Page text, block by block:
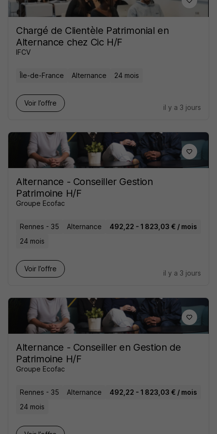
Chargé de Clientèle Patrimonial en
Alternance chez Cic H/F
IFCV
Île-de-France Alternance 24 mois
Voir l’offre
il y a 3 jours
Alternance - Conseiller Gestion
Patrimoine H/F
Groupe Ecofac
Rennes - 35 Alternance
492,22 - 1 823,03 € / mois
24 mois
Voir l’offre
il y a 3 jours
Alternance - Conseiller en Gestion de
Patrimoine H/F
Groupe Ecofac
Rennes - 35 Alternance
492,22 - 1 823,03 € / mois
24 mois